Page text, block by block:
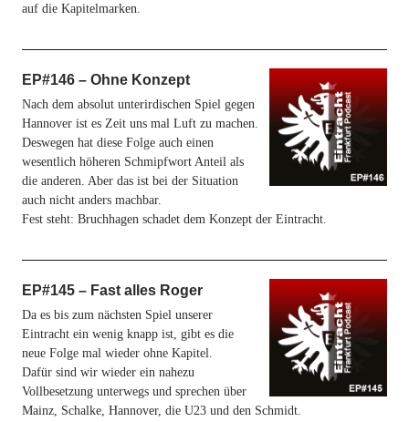
auf die Kapitelmarken.
EP#146 – Ohne Konzept
Nach dem absolut unterirdischen Spiel gegen
Hannover ist es Zeit uns mal Luft zu machen.
Deswegen hat diese Folge auch einen
wesentlich höheren Schmipfwort Anteil als
die anderen. Aber das ist bei der Situation
auch nicht anders machbar.
Fest steht: Bruchhagen schadet dem Konzept der Eintracht.
EP#145 – Fast alles Roger
Da es bis zum nächsten Spiel unserer
Eintracht ein wenig knapp ist, gibt es die
neue Folge mal wieder ohne Kapitel.
Dafür sind wir wieder ein nahezu
Vollbesetzung unterwegs und sprechen über
Mainz, Schalke, Hannover, die U23 und den Schmidt.